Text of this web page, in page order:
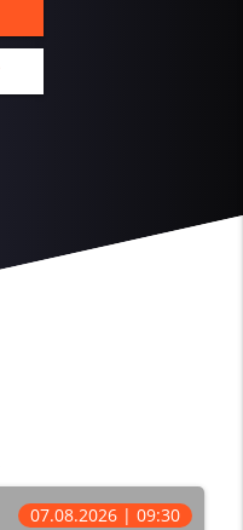
07.08.2026 | 09:30